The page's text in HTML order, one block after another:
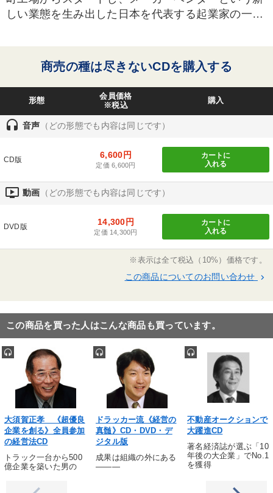
感動講話 会社を守る 中村天風 マネジメント
ブランディング 生き方の指針 コロナ禍対策
商品開発 採用 投資 健康・ウェルビーイング
新技術 営業力強化 仕事術・ビジネスハック
聞き手・作間信司 ビジネスモデル
※「更新」を押すと「タグ・キーワード」を更新いただけます。
しい業態を生み出した日本を代表する起業家の一
「大山ブロー工業」を継いで社長に就任。27歳で仙
台工場（現大河原工場）竣工。44歳で本社を仙台に
移転。46歳で現社名に変更。東北ニュービジネス協
議会会長としても活躍。プロ野球“楽天”の経営諮問
委員会のメンバーも務め地元密着型の球団づくりに
尽力
商売の種は尽きないCDを購入する
形態
会員価格
※税込
購入
headset 音声 （どの形態でも内容は同じです）
CD版 6,600円
定価 6,600円
カートに
入れる
ondemand_video 動画 （どの形態でも内容は同じです）
DVD版 14,300円
定価 14,300円
カートに
入れる
※表示は全て税込（10%）価格です。
この商品についてのお問い合わせ keyboard_arrow_right
この商品を買った人はこんな商品も買っています。
大須賀正孝 《超優良
企業を創る》全員参加
の経営法CD
トラック一台から500
億企業を築いた男の
ドラッカー流《経営の
真髄》CD・DVD・デ
ジタル版
成果は組織の外にある
―――
不動産オークションで
大躍進CD
著名経済誌が選ぶ「10
年後の大企業」でNo.1
を獲得